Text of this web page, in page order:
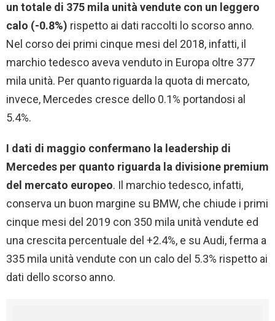
un totale di 375 mila unità vendute con un leggero
calo (-0.8%) rispetto ai dati raccolti lo scorso anno.
Nel corso dei primi cinque mesi del 2018, infatti, il
marchio tedesco aveva venduto in Europa oltre 377
mila unità. Per quanto riguarda la quota di mercato,
invece, Mercedes cresce dello 0.1% portandosi al
5.4%.
I dati di maggio confermano la leadership di
Mercedes per quanto riguarda la divisione premium
del mercato europeo. Il marchio tedesco, infatti,
conserva un buon margine su BMW, che chiude i primi
cinque mesi del 2019 con 350 mila unità vendute ed
una crescita percentuale del +2.4%, e su Audi, ferma a
335 mila unità vendute con un calo del 5.3% rispetto ai
dati dello scorso anno.